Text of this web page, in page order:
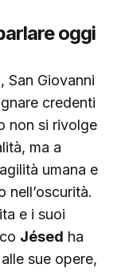
oggi
San Giovanni
credenti
non si rivolge
ma a
umana e
nell’oscurità.
e i suoi
Jésed ha
sue opere,